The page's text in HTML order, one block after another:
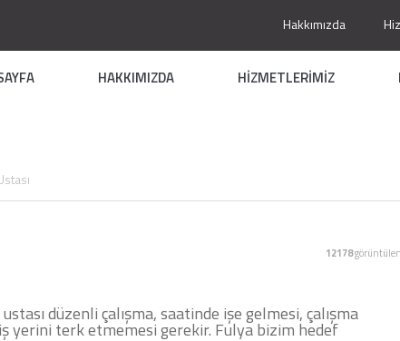
Hakkımızda
HAKKIMIZDA HİZMETLERİMİZ
12178
düzenli çalışma, saatinde işe gelmesi, çalışma
yerini terk etmemesi gerekir. Fulya bizim hedef